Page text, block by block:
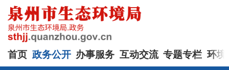
首页 政务公开 办事服务 互动交流 专题专栏 环境